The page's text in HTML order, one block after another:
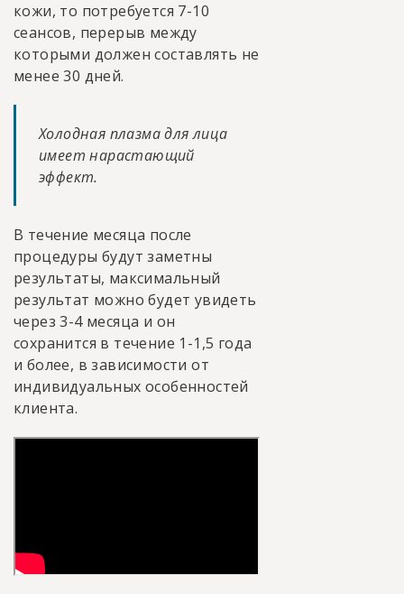
кожи, то потребуется 7-10
сеансов, перерыв между
которыми должен составлять не
менее 30 дней.
Холодная плазма для лица
имеет нарастающий
эффект.
В течение месяца после
процедуры будут заметны
результаты, максимальный
результат можно будет увидеть
через 3-4 месяца и он
сохранится в течение 1-1,5 года
и более, в зависимости от
индивидуальных особенностей
клиента.